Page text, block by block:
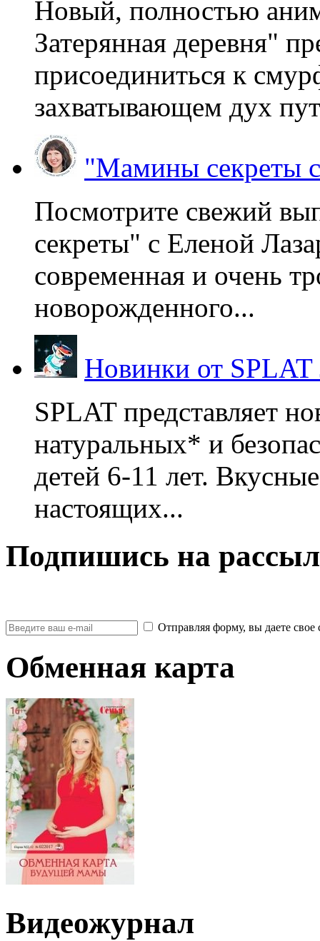
Новый, полностью
Затерянная деревня"
присоединиться к
захватывающем дух
"Мамины секреты
Посмотрите свежий
секреты" с Еленой
современная и очень
новорожденного...
Новинки от
SPLAT представляет
натуральных* и
детей 6-11 лет.
настоящих...
Подпишись на
Отправляя форму, вы даете
Обменная карта
Видеожурнал